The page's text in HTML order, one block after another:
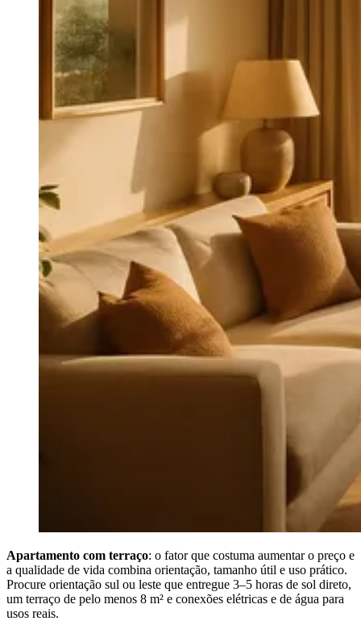
Apartamento com terraço: o fator que costuma aumentar o preço e
a qualidade de vida combina orientação, tamanho útil e uso prático.
Procure orientação sul ou leste que entregue 3–5 horas de sol direto,
um terraço de pelo menos 8 m² e conexões elétricas e de água para
usos reais.